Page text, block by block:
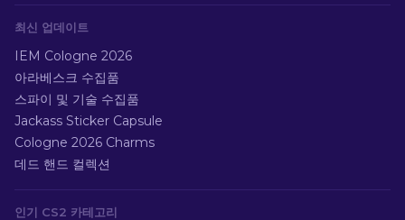
최신 업데이트
IEM Cologne 2026
아라베스크 수집품
스파이 및 기술 수집품
Jackass Sticker Capsule
Cologne 2026 Charms
데드 핸드 컬렉션
인기 CS2 카테고리